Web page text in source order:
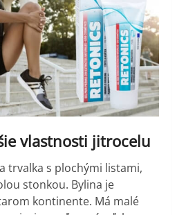
vlastnosti jitrocelu
trvalka s plochými listami,
stonkou. Bylina je
kontinente. Má malé